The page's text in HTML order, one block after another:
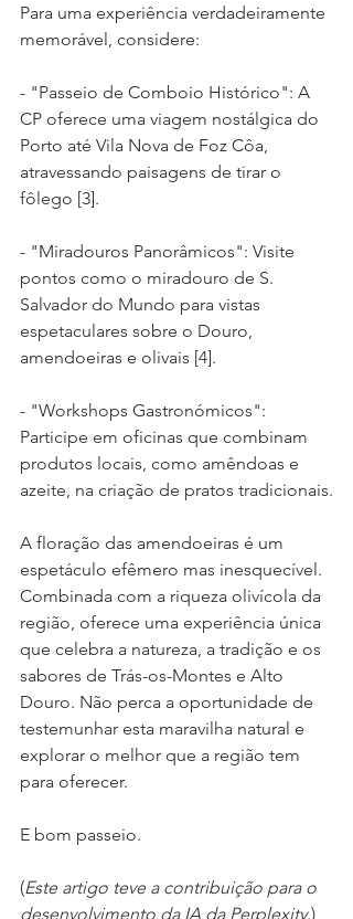
Para uma experiência verdadeiramente
memorável, considere:
- "Passeio de Comboio Histórico": A
CP oferece uma viagem nostálgica do
Porto até Vila Nova de Foz Côa,
atravessando paisagens de tirar o
fôlego [3].
- "Miradouros Panorâmicos": Visite
pontos como o miradouro de S.
Salvador do Mundo para vistas
espetaculares sobre o Douro,
amendoeiras e olivais [4].
- "Workshops Gastronómicos":
Participe em oficinas que combinam
produtos locais, como amêndoas e
azeite, na criação de pratos tradicionais.
A floração das amendoeiras é um
espetáculo efêmero mas inesquecível.
Combinada com a riqueza olivícola da
região, oferece uma experiência única
que celebra a natureza, a tradição e os
sabores de Trás-os-Montes e Alto
Douro. Não perca a oportunidade de
testemunhar esta maravilha natural e
explorar o melhor que a região tem
para oferecer.
E bom passeio.
(Este artigo teve a contribuição para o
desenvolvimento da IA da Perplexity.)